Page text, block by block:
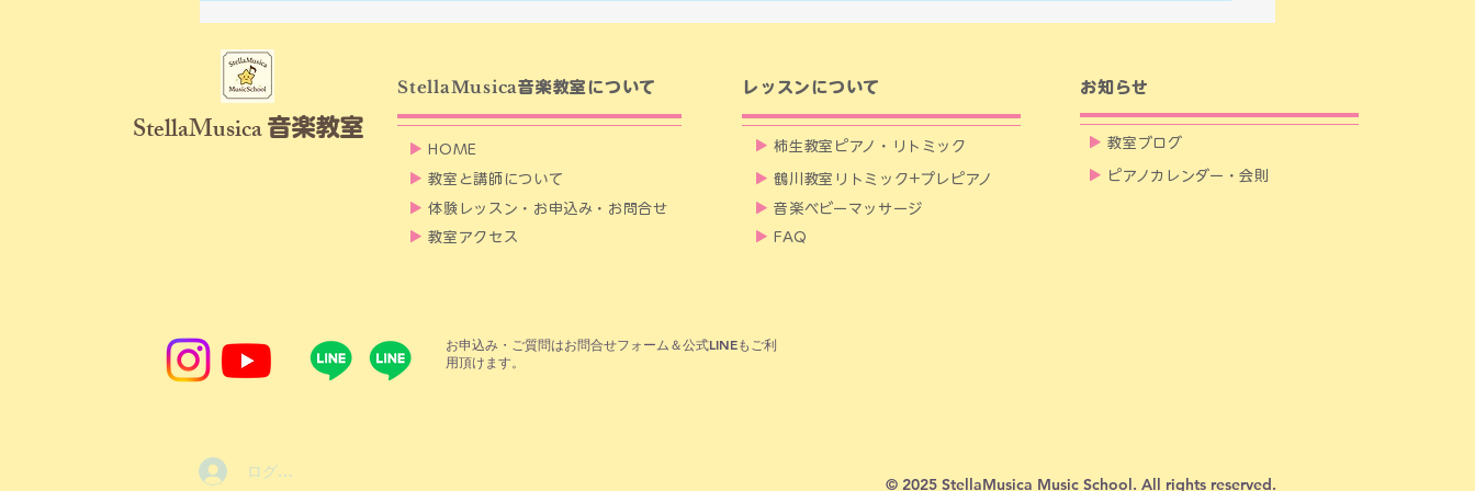
せベビマとリトミックは募集
しています。
ベビーマッサージ開催
料体験レッスン受付中
​StellaMusica 音楽教室
StellaMusica音楽教室について
▶ HOME
▶教室と講師について
▶体験レッスン・お申込み・お問合せ
▶教室アクセス
レッスンについて
▶柿生教室ピアノ・リトミック
▶鶴川教室リトミック+プレピアノ
お知らせ
▶教室ブログ
▶ ピアノカレンダー・会則
▶音楽ベビーマッサージ
▶
FAQ
​お申込み・ご質問はお問合せフォーム＆公式LINEもご利
用頂けます。
ログイン
© 2025 StellaMusica Music School . All rights reserved.